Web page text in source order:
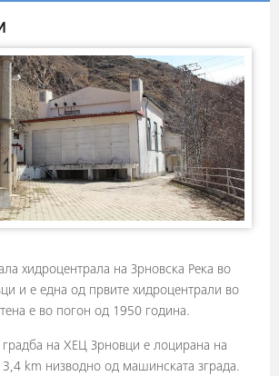
хидроцентрала на Зрновска Река во
и е една од првите хидроцентрали во
е во погон од 1950 година.
градба на ХЕЦ Зрновци е лоцирана на
3,4 km низводно од машинската зграда.